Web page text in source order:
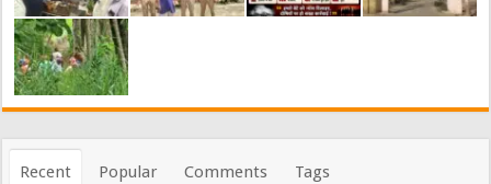
Recent Popular Comments Tags